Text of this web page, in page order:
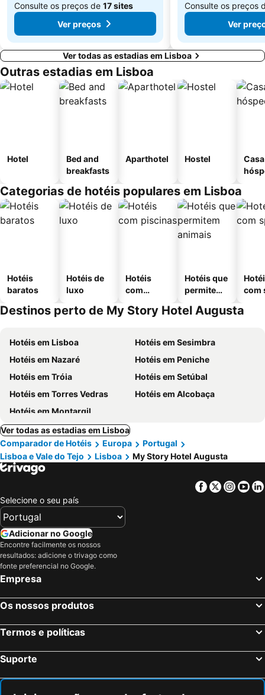
Consulte os preços de 17 sites
Ver preços
Consulte os preços
Ver
Ver todas as estadias em Lisboa
Outras estadias em Lisboa
Hotel
Bed and
breakfasts
Aparthotel Hostel
Categorias de hotéis populares em Lisboa
Hotéis
baratos
Hotéis de
luxo
Hotéis
com
Hotéis que
permitem
com
Destinos perto de My Story Hotel Augusta
Hotéis em Lisboa
Hotéis em Sesimbra
Hotéis em Nazaré
Hotéis em Peniche
Hotéis em Tróia
Hotéis em Setúbal
Hotéis em Torres Vedras
Hotéis em Alcobaça
Hotéis em Montargil
Ver todas as estadias em Lisboa
Comparador de Hotéis
Europa
Portugal
Lisboa e Vale do Tejo
Lisboa My Story Hotel Augusta
Facebook
Twitter
Selecione o seu país
Adicionar no Google
Encontre facilmente os nossos
resultados: adicione o trivago como
fonte preferencial no Google.
Empresa
Os nossos produtos
Termos e políticas
Suporte